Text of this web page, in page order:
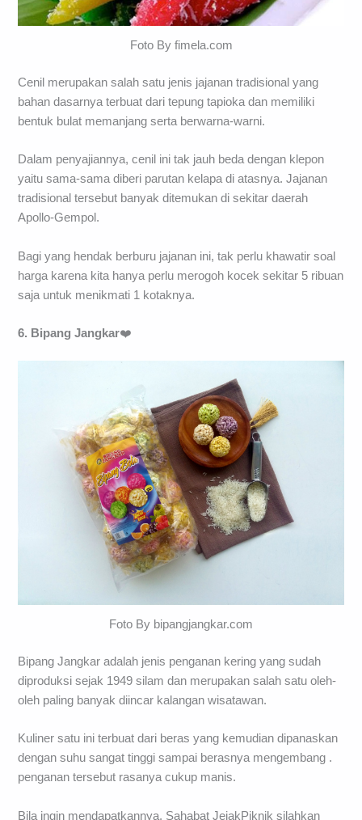
Foto By fimela.com
Cenil merupakan salah satu jenis jajanan tradisional yang
bahan dasarnya terbuat dari tepung tapioka dan memiliki
bentuk bulat memanjang serta berwarna-warni.
Dalam penyajiannya, cenil ini tak jauh beda dengan klepon
yaitu sama-sama diberi parutan kelapa di atasnya. Jajanan
tradisional tersebut banyak ditemukan di sekitar daerah
Apollo-Gempol.
Bagi yang hendak berburu jajanan ini, tak perlu khawatir soal
harga karena kita hanya perlu merogoh kocek sekitar 5 ribuan
saja untuk menikmati 1 kotaknya.
6. Bipang Jangkar❤️
Foto By bipangjangkar.com
Bipang Jangkar adalah jenis penganan kering yang sudah
diproduksi sejak 1949 silam dan merupakan salah satu oleh-
oleh paling banyak diincar kalangan wisatawan.
Kuliner satu ini terbuat dari beras yang kemudian dipanaskan
dengan suhu sangat tinggi sampai berasnya mengembang .
penganan tersebut rasanya cukup manis.
Bila ingin mendapatkannya, Sahabat JejakPiknik silahkan